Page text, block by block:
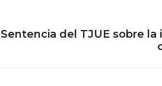
Sentencia del TJUE sobre